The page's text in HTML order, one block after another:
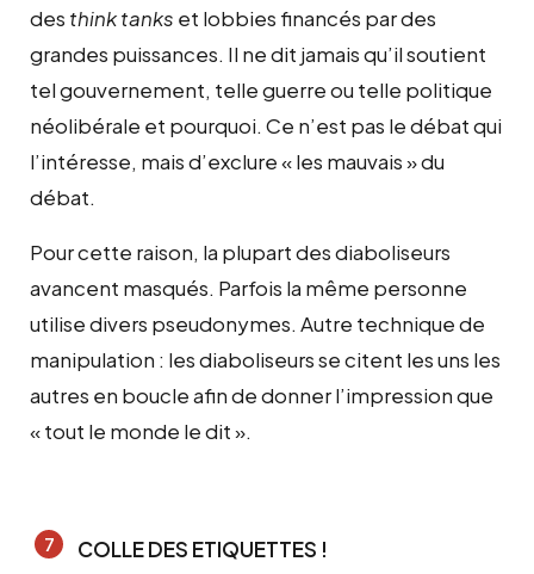
des think tanks et lobbies financés par des
grandes puissances. Il ne dit jamais qu’il soutient
tel gouvernement, telle guerre ou telle politique
néolibérale et pourquoi. Ce n’est pas le débat qui
l’intéresse, mais d’exclure « les mauvais » du
débat.
Pour cette raison, la plupart des diaboliseurs
avancent masqués. Parfois la même personne
utilise divers pseudonymes. Autre technique de
manipulation : les diaboliseurs se citent les uns les
autres en boucle afin de donner l’impression que
« tout le monde le dit ».
COLLE DES ETIQUETTES !